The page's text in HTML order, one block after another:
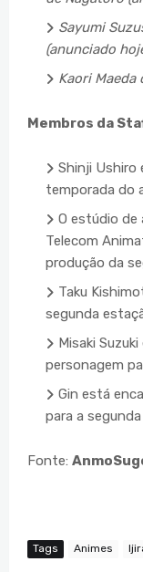
Sayumi
(anunciado
Kaori Maeda
Membros da
Shinji Ushiro
temporada do
O estúdio de
Telecom
produção da
Taku
segunda
Misaki
personagem
Gin está
para a
Fonte:
Tags Animes